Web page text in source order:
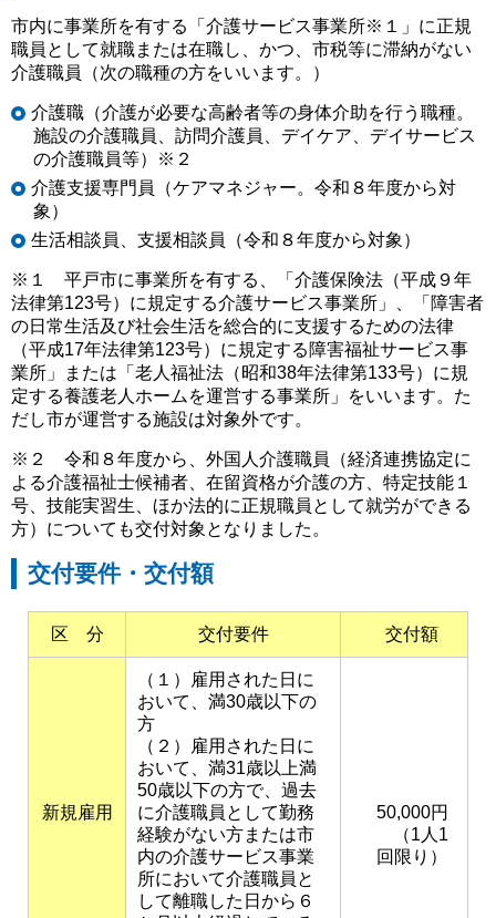
市内に事業所を有する「介護サービス事業所※１」に正規
職員として就職または在職し、かつ、市税等に滞納がない
介護職員（次の職種の方をいいます。）
介護職（介護が必要な高齢者等の身体介助を行う職種。
施設の介護職員、訪問介護員、デイケア、デイサービス
の介護職員等）※２
介護支援専門員（ケアマネジャー。令和８年度から対
象）
生活相談員、支援相談員（令和８年度から対象）
※１ 平戸市に事業所を有する、「介護保険法（平成９年
法律第123号）に規定する介護サービス事業所」、「障害者
の日常生活及び社会生活を総合的に支援するための法律
（平成17年法律第123号）に規定する障害福祉サービス事
業所」または「老人福祉法（昭和38年法律第133号）に規
定する養護老人ホームを運営する事業所」をいいます。た
だし市が運営する施設は対象外です。
※２ 令和８年度から、外国人介護職員（経済連携協定に
よる介護福祉士候補者、在留資格が介護の方、特定技能１
号、技能実習生、ほか法的に正規職員として就労ができる
方）についても交付対象となりました。
交付要件・交付額
区 分 交付要件 交付額
新規雇用
（１）雇用された日に
おいて、満30歳以下の
方
（２）雇用された日に
おいて、満31歳以上満
50歳以下の方で、過去
に介護職員として勤務
経験がない方または市
内の介護サービス事業
所において介護職員と
して離職した日から６
50,000円
（1人1
回限り）